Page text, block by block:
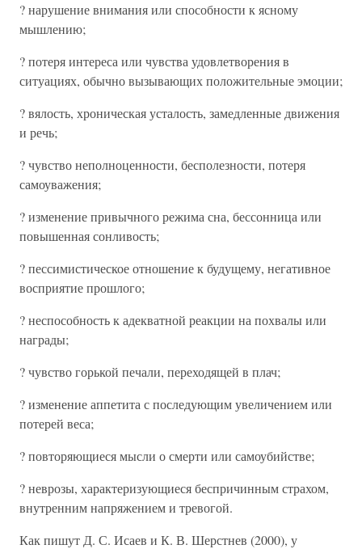
? нарушение внимания или способности к ясному
мышлению;
? потеря интереса или чувства удовлетворения в
ситуациях, обычно вызывающих положительные эмоции;
? вялость, хроническая усталость, замедленные движения
и речь;
? чувство неполноценности, бесполезности, потеря
самоуважения;
? изменение привычного режима сна, бессонница или
повышенная сонливость;
? пессимистическое отношение к будущему, негативное
восприятие прошлого;
? неспособность к адекватной реакции на похвалы или
награды;
? чувство горькой печали, переходящей в плач;
? изменение аппетита с последующим увеличением или
потерей веса;
? повторяющиеся мысли о смерти или самоубийстве;
? неврозы, характеризующиеся беспричинным страхом,
внутренним напряжением и тревогой.
Как пишут Д. С. Исаев и К. В. Шерстнев (2000), у